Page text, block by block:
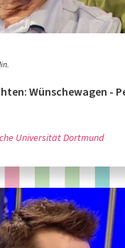
Wünschewagen -
Universität Dortmund